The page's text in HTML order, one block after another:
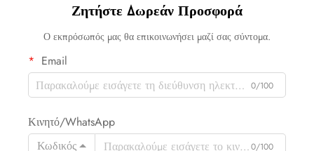
Ζητήστε Δωρεάν Προσφορά
Ο εκπρόσωπός μας θα επικοινωνήσει μαζί σας σύντομα.
Email
0/100
Κινητό/WhatsApp
Κωδικός
0/100